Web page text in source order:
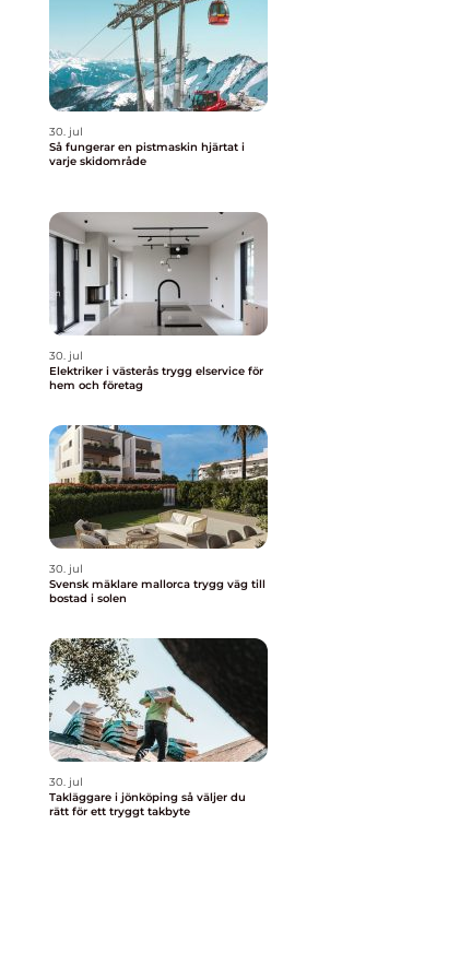
30. jul
Så fungerar en pistmaskin hjärtat i
varje skidområde
30. jul
Elektriker i västerås trygg elservice för
hem och företag
30. jul
Svensk mäklare mallorca trygg väg till
bostad i solen
30. jul
Takläggare i jönköping så väljer du
rätt för ett tryggt takbyte